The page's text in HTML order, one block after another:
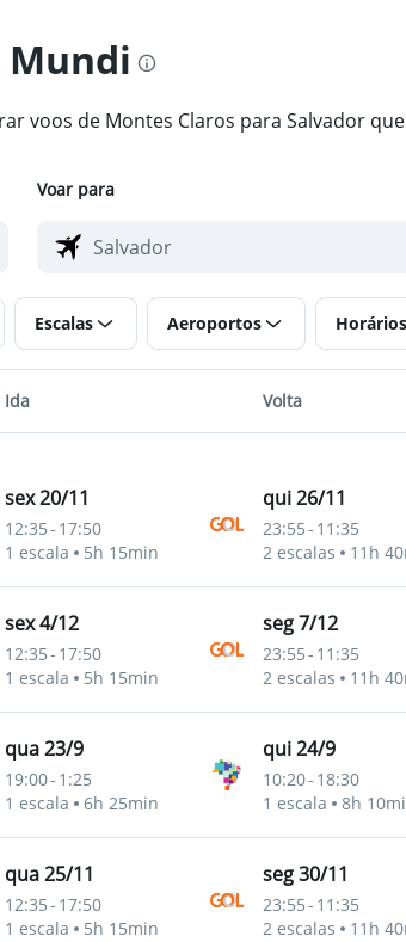
Mundi
voos de Montes Claros para Salvador
Voar para
Escalas Aeroportos Horários
Ida Volta
sex 20/11
12:35- 17:50
1 escala
5h 15min
qui 26/11
23:55- 11:35
2 escalas
11h
sex 4/12
12:35- 17:50
1 escala
5h 15min
seg 7/12
23:55- 11:35
2 escalas
11h
qua 23/9
19:00- 1:25
1 escala
6h 25min
qui 24/9
10:20- 18:30
1 escala
8h
qua 25/11
12:35- 17:50
1 escala
5h 15min
seg 30/11
23:55- 11:35
2 escalas
11h